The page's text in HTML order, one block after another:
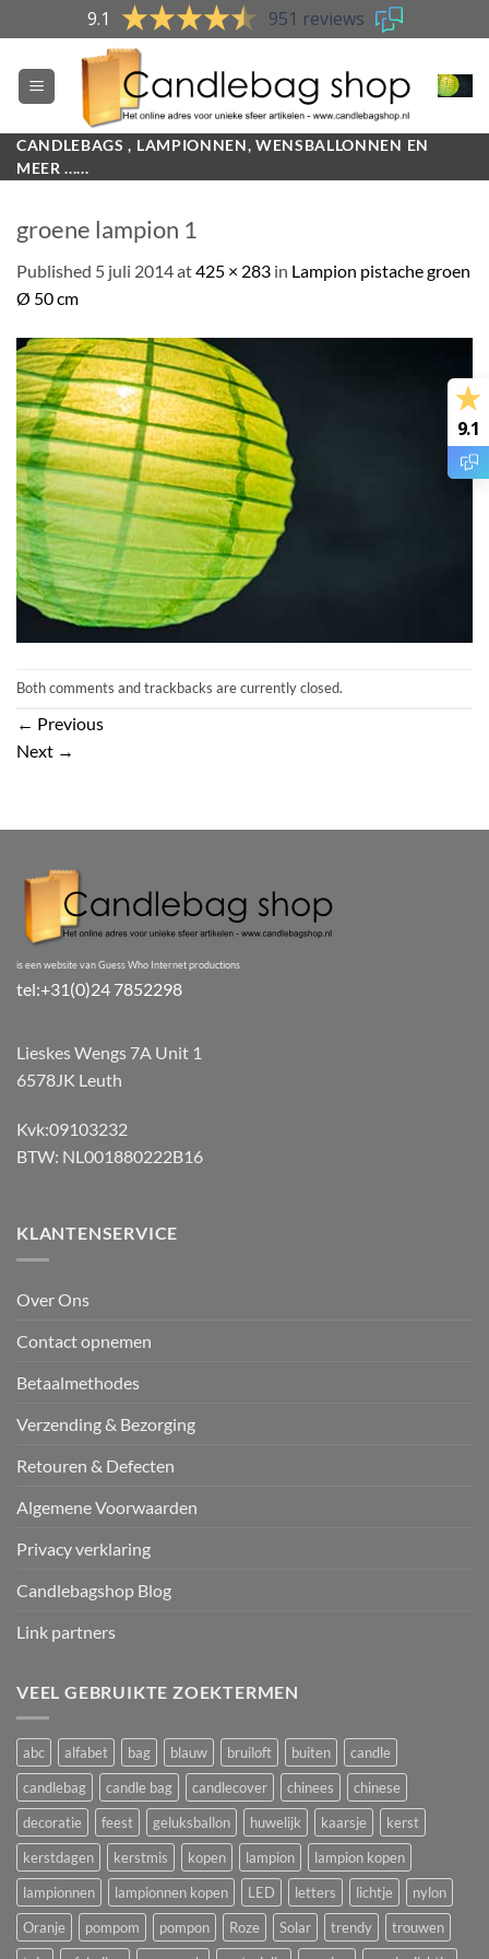
to
content
9.1 951 reviews
CANDLEBAGS , LAMPIONNEN, WENSBALLONNEN EN
MEER ......
groene lampion 1
Published 5 juli 2014at425 × 283 in Lampion pistache groen
Ø 50 cm
Both comments and trackbacks are currently closed.
← Previous
Next →
is een website van Guess Who Internet productions
tel:+31(0)24 7852298
Lieskes Wengs 7A Unit 1
6578JK Leuth
Kvk:09103232
BTW: NL001880222B16
KLANTENSERVICE
Over Ons
Contact opnemen
Betaalmethodes
Verzending & Bezorging
Retouren & Defecten
Algemene Voorwaarden
Privacy verklaring
Candlebagshop Blog
Link partners
VEEL GEBRUIKTE ZOEKTERMEN
abc alfabet bag blauw bruiloft buiten
candle
candlebag
candle bag candlecover chinees
chinese
decoratie
feest geluksballon huwelijk kaarsje
kerst
kerstdagen
kerstmis kopen lampion
lampion kopen
lampionnen
lampionnen kopen LED letters lichtje
nylon
Oranje
pompom pompon Roze Solar trendy
trouwen
9.1